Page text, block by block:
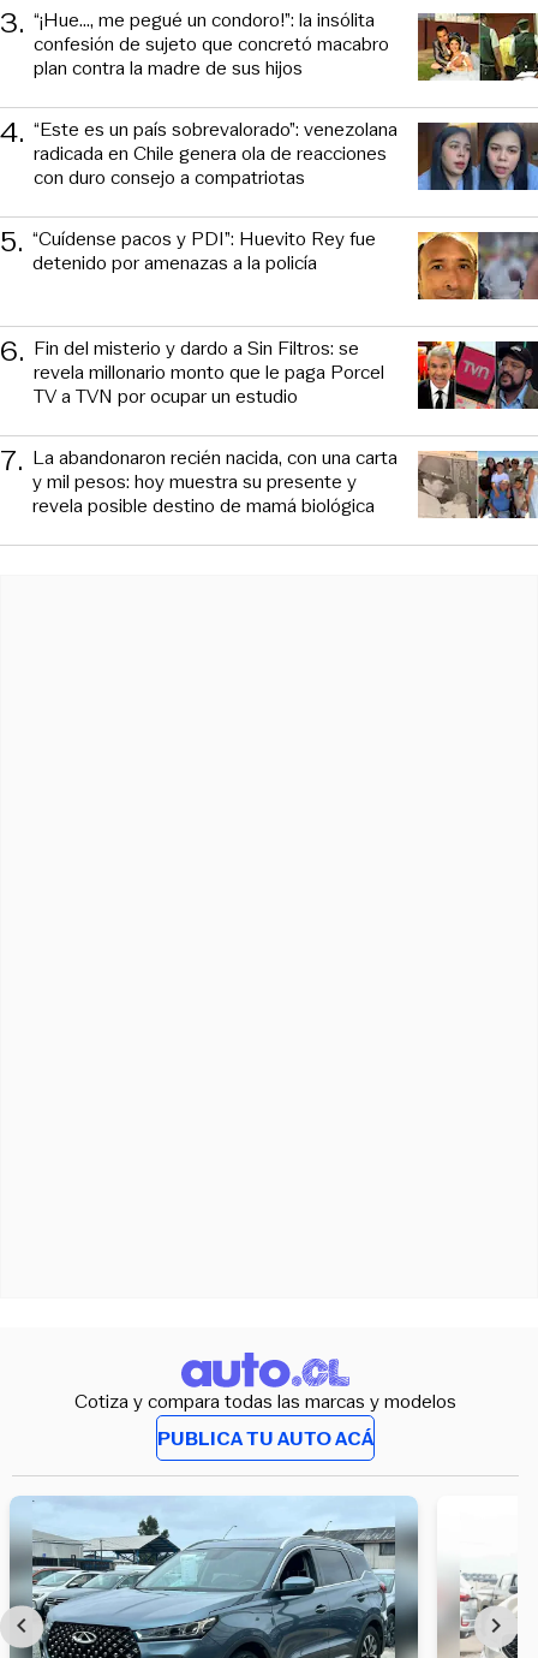
3. “¡Hue..., me pegué un condoro!”: la insólita
confesión de sujeto que concretó macabro
plan contra la madre de sus hijos
4. “Este es un país sobrevalorado”: venezolana
radicada en Chile genera ola de reacciones
con duro consejo a compatriotas
5. “Cuídense pacos y PDI”: Huevito Rey fue
detenido por amenazas a la policía
6. Fin del misterio y dardo a Sin Filtros: se
revela millonario monto que le paga Porcel
TV a TVN por ocupar un estudio
7. La abandonaron recién nacida, con una carta
y mil pesos: hoy muestra su presente y
revela posible destino de mamá biológica
Cotiza y compara todas las marcas y modelos
PUBLICA TU AUTO ACÁ